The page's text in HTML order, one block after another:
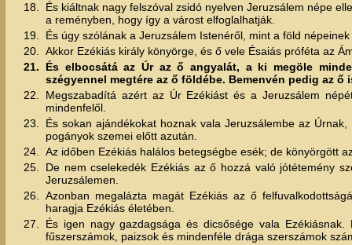
18.
És kiáltnak nagy felszóval zsidó nyelven Jeruzsálem népe
a reményben, hogy így a várost elfoglalhatják.
19.
És úgy szólának a Jeruzsálem Istenéről, mint a föld
20.
Akkor Ezékiás király könyörge, és ő vele Ésaiás próféta az
21.
És elbocsátá az Úr az ő angyalát, a ki megöle
szégyennel megtére az ő földébe. Bemenvén pedig az
22.
Megszabadítá azért az Úr Ezékiást és a Jeruzsálem
mindenfelől.
23.
És sokan ajándékokat hoznak vala Jeruzsálembe az
pogányok szemei előtt azután.
24.
Az időben Ezékiás halálos betegségbe esék; de könyörgött
25.
De nem cselekedék Ezékiás az ő hozzá való jótétemény
Jeruzsálemen.
26.
Azonban megalázta magát Ezékiás az ő
haragja Ezékiás életében.
27.
És igen nagy gazdagsága és dicsősége vala
fűszerszámok, paizsok és mindenféle drága szerszámok